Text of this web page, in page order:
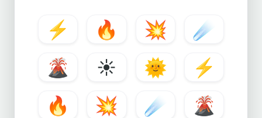
⚡ 🔥 💥
☄️
🌋
☀️ 🌞
⚡
🔥
💥 ☄️
🌋